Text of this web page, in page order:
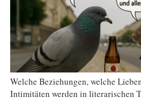
Welche Beziehungen, welche
Intimitäten werden in literarischen